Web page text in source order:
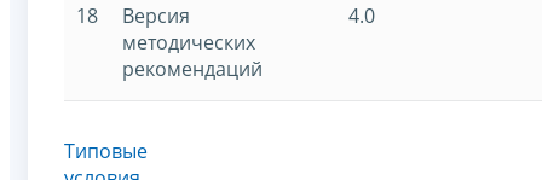
18
Версия
методических
рекомендаций
4.0
Типовые